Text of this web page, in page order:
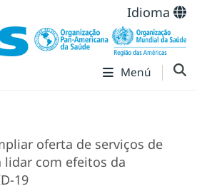
Idioma
Menú
oferta de serviços de
lidar com efeitos da
19